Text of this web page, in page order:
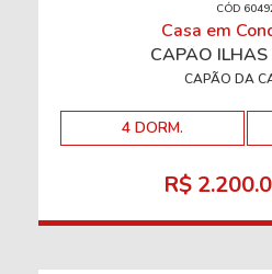
CÓD
Casa em
CAPÃO ILHAS
CAPÃO DA
4 DORM.
R$